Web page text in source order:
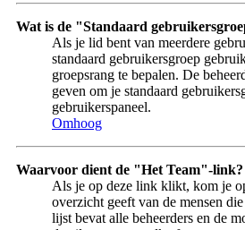
Wat is de "Standaard
Als je lid bent van meerdere
standaard gebruikersgroep
groepsrang te bepalen. De
geven om je standaard
gebruikerspaneel.
Omhoog
Waarvoor dient de "Het Team"-link?
Als je op deze link klikt, kom je
overzicht geeft van de mensen
lijst bevat alle beheerders en de